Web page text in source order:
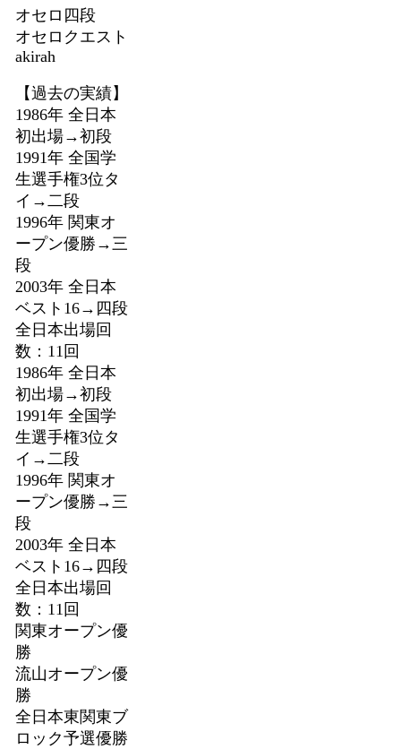
オセロ四段
オセロクエスト
akirah
【過去の実績】
1986年 全日本
初出場→初段
1991年 全国学
生選手権3位タ
イ→二段
1996年 関東オ
ープン優勝→三
段
2003年 全日本
ベスト16→四段
全日本出場回
数：11回
1986年 全日本
初出場→初段
1991年 全国学
生選手権3位タ
イ→二段
1996年 関東オ
ープン優勝→三
段
2003年 全日本
ベスト16→四段
全日本出場回
数：11回
関東オープン優
勝
流山オープン優
勝
全日本東関東ブ
ロック予選優勝